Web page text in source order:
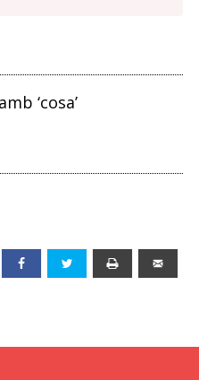
‘cosa’
Facebook Twitter